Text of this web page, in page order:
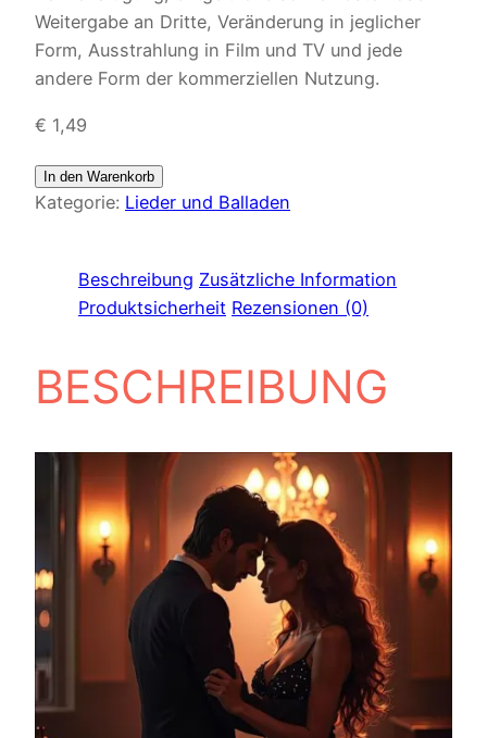
Weitergabe an Dritte, Veränderung in jeglicher
Form, Ausstrahlung in Film und TV und jede
andere Form der kommerziellen Nutzung.
€ 1,49
In den Warenkorb
Kategorie: Lieder und Balladen
Beschreibung Zusätzliche Information
Produktsicherheit Rezensionen (0)
BESCHREIBUNG